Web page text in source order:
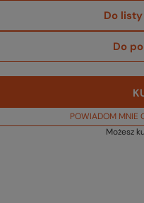
Do
Do
POWIADOM MNIE
Możesz